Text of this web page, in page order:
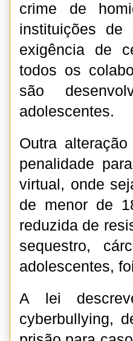
crime de
instituições de
exigência de
todos os
são
adolescentes.
Outra
penalidade
virtual, onde
de menor de
reduzida de
sequestro,
adolescentes,
A lei
cyberbullying,